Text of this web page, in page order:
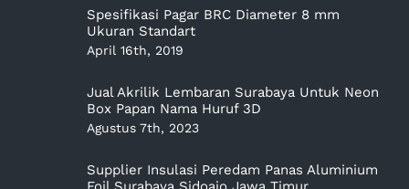
Spesifikasi Pagar BRC Diameter 8 mm
Ukuran Standart
April 16th, 2019
Jual Akrilik Lembaran Surabaya Untuk Neon
Box Papan Nama Huruf 3D
Agustus 7th, 2023
Supplier Insulasi Peredam Panas Aluminium